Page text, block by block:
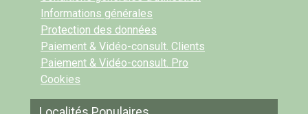
Informations générales
Protection des données
Paiement & Vidéo-consult. Clients
Paiement & Vidéo-consult. Pro
Cookies